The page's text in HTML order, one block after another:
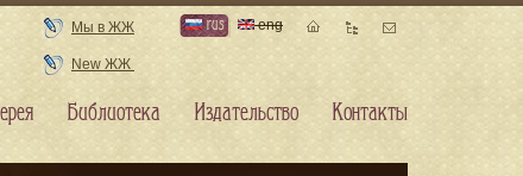
Мы в ЖЖ
New ЖЖ
rus eng
Библиотека Издательство Контакты